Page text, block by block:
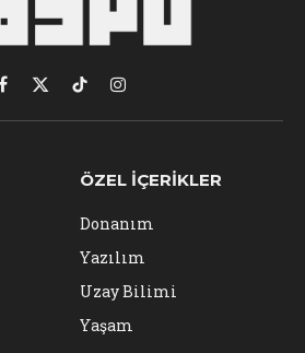
Facebook
X
(Twitter)
TikTokInstagram
ÖZEL İÇERIKLER
Donanım
Yazılım
Uzay Bilimi
Yaşam